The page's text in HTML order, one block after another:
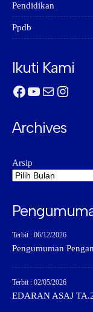
Pendidikan
Ppdb
Ikuti Kami
Facebook
YouTube
Mail
Archives
Arsip
Terbit : 06/12/2026
Pengumuman
Terbit : 02/05/2026
EDARAN ASAJ